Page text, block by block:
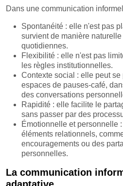
Dans une communication
Spontanéité : elle n'est pas
survient de manière
quotidiennes.
Flexibilité : elle n'est pas
les règles institutionnelles.
Contexte social : elle peut
espaces de pauses-café,
des conversations
Rapidité : elle facilite le
sans passer par des
Émotionnelle et personnelle
éléments relationnels,
encouragements ou des
personnelles.
La communication